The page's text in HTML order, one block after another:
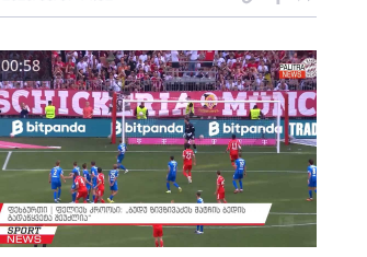
00:58